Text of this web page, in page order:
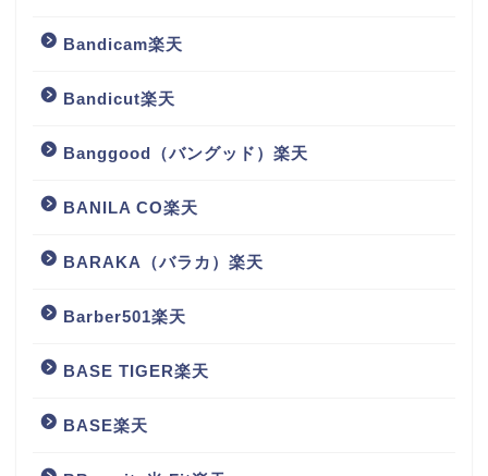
Bandicam楽天
Bandicut楽天
Banggood（バングッド）楽天
BANILA CO楽天
BARAKA（バラカ）楽天
Barber501楽天
BASE TIGER楽天
BASE楽天